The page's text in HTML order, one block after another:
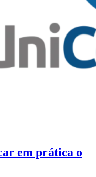
em prática o